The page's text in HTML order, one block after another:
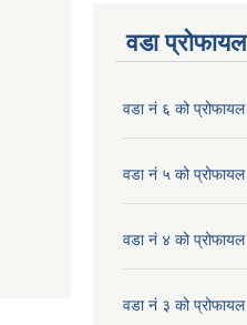
वडा प्रोफायल
वडा नं ६ को प्रोफायल
वडा नं ५ को प्रोफायल
वडा नं ४ को प्रोफायल
वडा नं ३ को प्रोफायल